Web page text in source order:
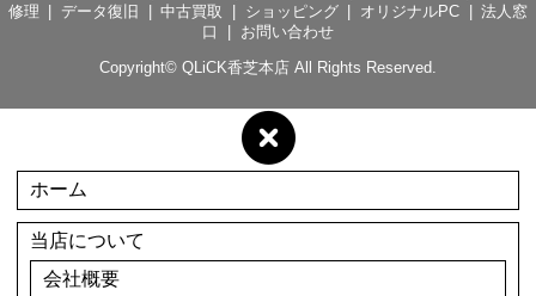
修理
データ復旧 中古買取 ショッピング オリジナルPC
法人窓
口
お問い合わせ
Copyright© QLiCK香芝本店 All Rights Reserved.
ホーム
当店について
会社概要